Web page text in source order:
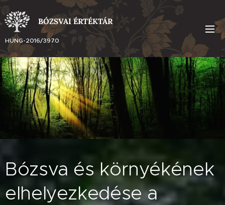
BÓZSVAI ÉRTÉKTÁR
HUNG-2016/3970
Bózsva és környékének
elhelyezkedése a